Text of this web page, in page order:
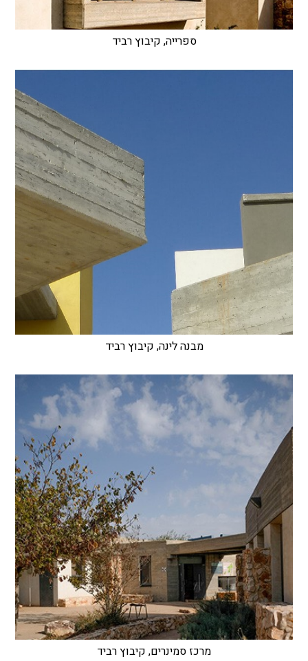
ספרייה, קיבוץ רביד
מבנה לינה, קיבוץ רביד
מרכז סמינרים, קיבוץ רביד